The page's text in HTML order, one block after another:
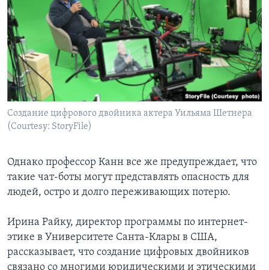
Создание цифрового двойника актера Уильяма Шетнера
(Courtesy: StoryFile)
Однако профессор Канн все же предупреждает, что
такие чат-боты могут представлять опасность для
людей, остро и долго переживающих потерю.
Ирина Райку, директор программы по интернет-
этике в Университете Санта-Клары в США,
рассказывает, что создание цифровых двойников
связано со многими юридическими и этическими